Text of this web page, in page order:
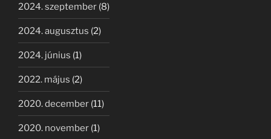
2024. szeptember (8)
2024. augusztus (2)
2024. június (1)
2022. május (2)
2020. december (11)
2020. november (1)